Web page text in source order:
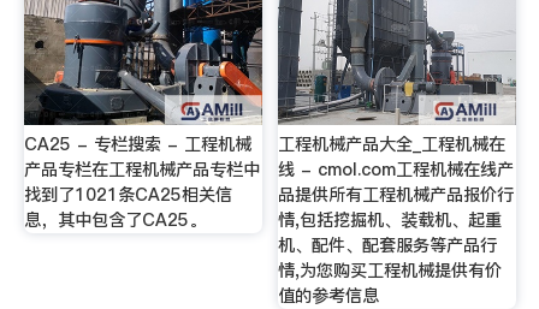
CA25 - 专栏搜索 - 工程机械
产品专栏在工程机械产品专栏中
找到了1021条CA25相关信
息，其中包含了CA25。
工程机械产品大全_工程机械在
线 - cmol.com工程机械在线产
品提供所有工程机械产品报价行
情,包括挖掘机、装载机、起重
机、配件、配套服务等产品行
情,为您购买工程机械提供有价
值的参考信息